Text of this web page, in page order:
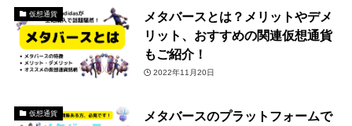
仮想通貨
メタバースとは？メリットやデメ
リット、おすすめの関連仮想通貨
もご紹介！
2022年11月20日
仮想通貨
メタバースのプラットフォームで